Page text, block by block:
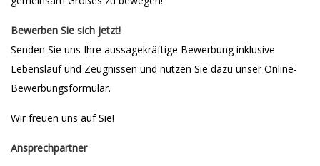
Bewerben Sie sich jetzt!
Senden Sie uns Ihre aussagekräftige Bewerbung inklusive
Lebenslauf und Zeugnissen und nutzen Sie dazu unser Online-
Bewerbungsformular.
Wir freuen uns auf Sie!
Ansprechpartner